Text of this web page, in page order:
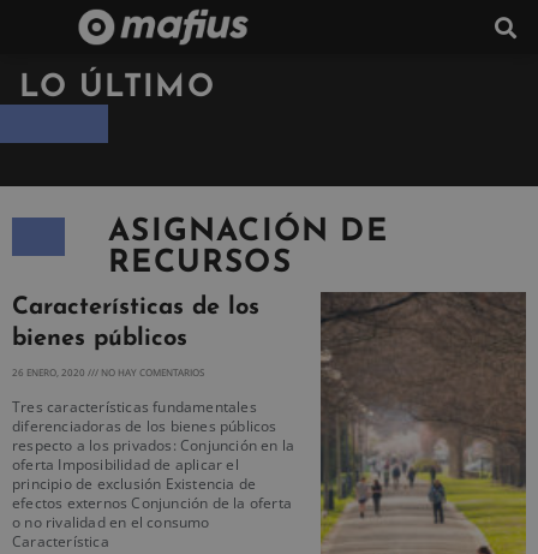
LO ÚLTIMO
ASIGNACIÓN DE
RECURSOS
Características de los
bienes públicos
26 ENERO, 2020 NO HAY COMENTARIOS
Tres características fundamentales
diferenciadoras de los bienes públicos
respecto a los privados: Conjunción en la
oferta Imposibilidad de aplicar el
principio de exclusión Existencia de
efectos externos Conjunción de la oferta
o no rivalidad en el consumo
Característica